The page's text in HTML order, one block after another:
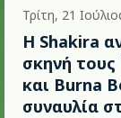
Τρίτη, 21
Η Shakira
σκηνή τους
και Burna
συναυλία